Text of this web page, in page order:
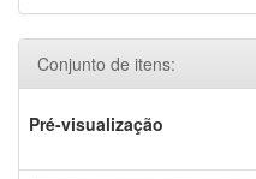
Conjunto de itens:
Pré-visualização